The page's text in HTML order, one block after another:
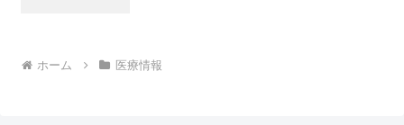
ホーム 医療情報